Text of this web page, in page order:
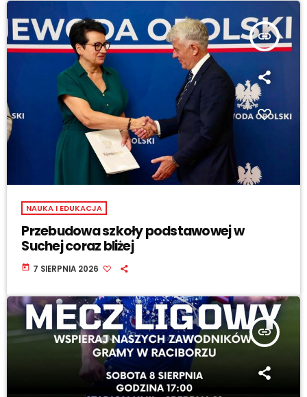
insert_link
NAUKA I EDUKACJA
Przebudowa szkoły podstawowej w
Suchej coraz bliżej
today 7 SIERPNIA 2026
insert_link